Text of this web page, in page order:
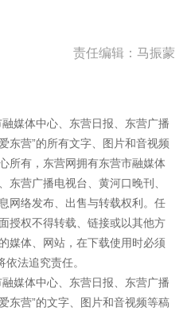
责任编辑：马振蒙
媒体中心、东营日报、东营广播
东营”的所有文字、图片和音视频
所有，东营网拥有东营市融媒体
东营广播电视台、黄河口晚刊、
网络发布、出售与转载权利。任
授权不得转载、链接或以其他方
媒体、网站，在下载使用时必须
法追究责任。
媒体中心、东营日报、东营广播
东营”的文字、图片和音视频等稿